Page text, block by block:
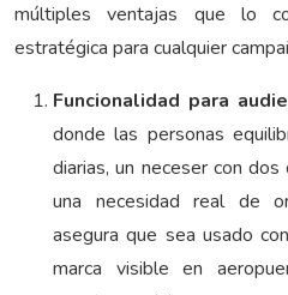
múltiples ventajas que lo
estratégica para cualquier
Funcionalidad para
donde las personas
diarias, un neceser con
una necesidad real de
asegura que sea usado
marca visible en